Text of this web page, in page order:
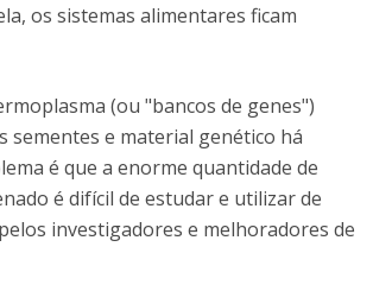
os sistemas alimentares ficam
(ou "bancos de genes")
sementes e material genético há
é que a enorme quantidade de
é difícil de estudar e utilizar de
investigadores e melhoradores de